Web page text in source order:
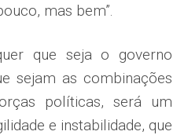
mas bem”.
que seja o governo
se­jam as combinações
políticas, será um
e instabilidade, que